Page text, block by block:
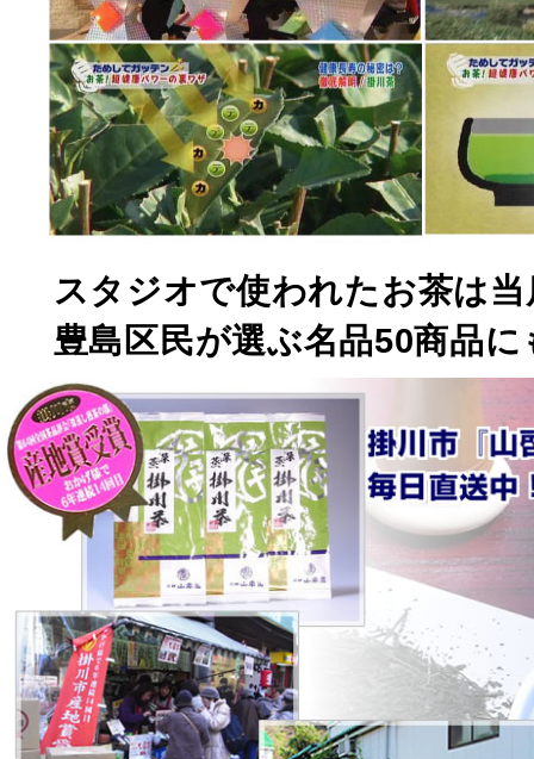
スタジオで使われたお茶は当
豊島区民が選ぶ名品50商品に